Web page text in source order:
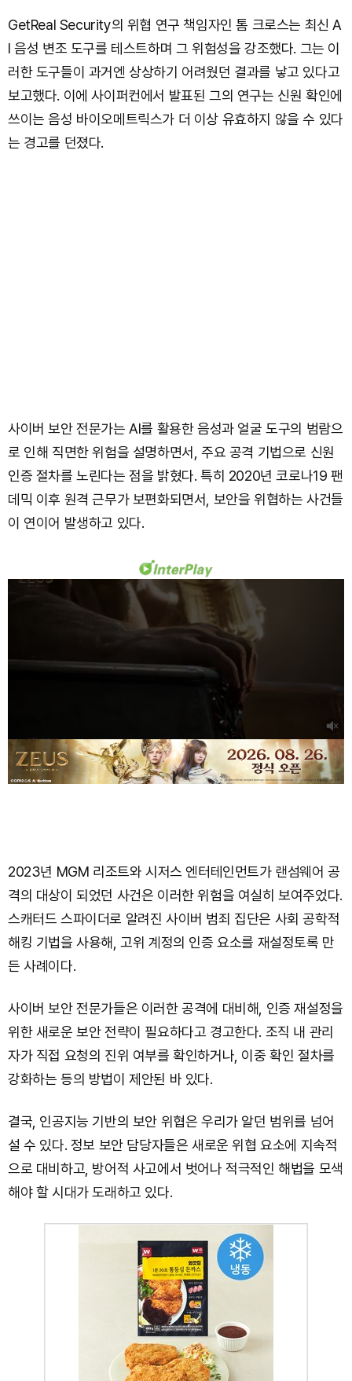
GetReal Security의 위협 연구 책임자인 톰 크로스는 최신 A
I 음성 변조 도구를 테스트하며 그 위험성을 강조했다. 그는 이
러한 도구들이 과거엔 상상하기 어려웠던 결과를 낳고 있다고
보고했다. 이에 사이퍼컨에서 발표된 그의 연구는 신원 확인에
쓰이는 음성 바이오메트릭스가 더 이상 유효하지 않을 수 있다
는 경고를 던졌다.
사이버 보안 전문가는 AI를 활용한 음성과 얼굴 도구의 범람으
로 인해 직면한 위험을 설명하면서, 주요 공격 기법으로 신원
인증 절차를 노린다는 점을 밝혔다. 특히 2020년 코로나19 팬
데믹 이후 원격 근무가 보편화되면서, 보안을 위협하는 사건들
이 연이어 발생하고 있다.
2023년 MGM 리조트와 시저스 엔터테인먼트가 랜섬웨어 공
격의 대상이 되었던 사건은 이러한 위험을 여실히 보여주었다.
스캐터드 스파이더로 알려진 사이버 범죄 집단은 사회 공학적
해킹 기법을 사용해, 고위 계정의 인증 요소를 재설정토록 만
든 사례이다.
사이버 보안 전문가들은 이러한 공격에 대비해, 인증 재설정을
위한 새로운 보안 전략이 필요하다고 경고한다. 조직 내 관리
자가 직접 요청의 진위 여부를 확인하거나, 이중 확인 절차를
강화하는 등의 방법이 제안된 바 있다.
결국, 인공지능 기반의 보안 위협은 우리가 알던 범위를 넘어
설 수 있다. 정보 보안 담당자들은 새로운 위협 요소에 지속적
으로 대비하고, 방어적 사고에서 벗어나 적극적인 해법을 모색
해야 할 시대가 도래하고 있다.